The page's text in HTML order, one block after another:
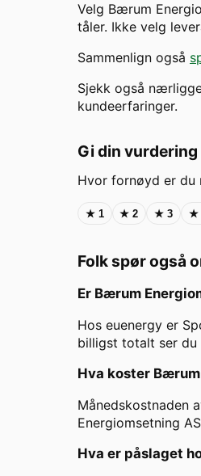
Velg Bærum
tåler. Ikke velg
Sammenlign også
Sjekk også
kundeerfaringer.
Gi din vurdering
Hvor fornøyd er du
★ 1 ★2 ★ 3 ★
Folk spør også
Er Bærum
Hos euenergy er
billigst totalt ser du
Hva koster
Månedskostnaden
Energiomsetning AS
Hva er påslaget